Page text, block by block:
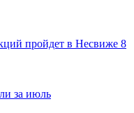
пройдет в Несвиже 8
за июль